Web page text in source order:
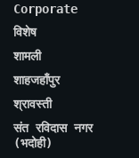
Corporate
विशेष
शामली
शाहजहाँपुर
श्रावस्ती
संत रविदास नगर
(भदोही)